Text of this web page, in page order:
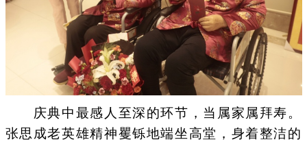
庆典中最感人至深的环节，当属家属拜寿。
张思成老英雄精神矍铄地端坐高堂，身着整洁的